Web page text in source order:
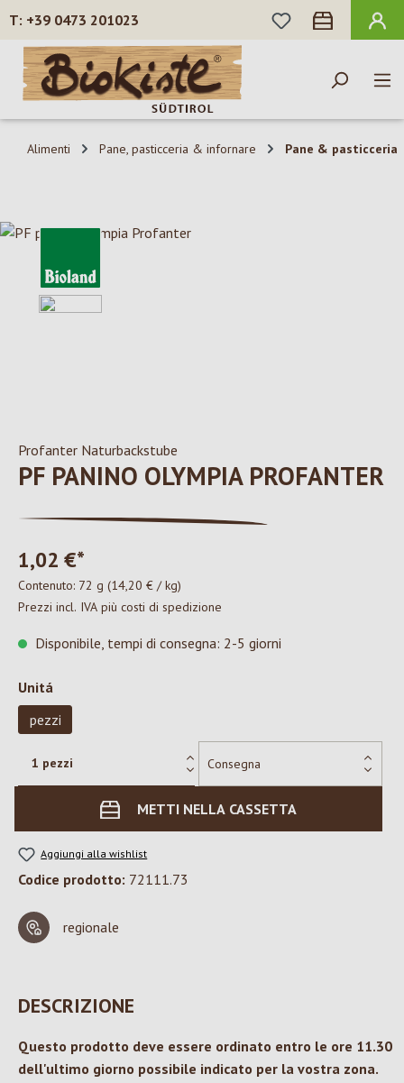
Passa al contenuto principale
+39 0473 201023
HAI 0 ARTICOLI
Alimenti Pane, pasticceria & infornare Pane & pasticceria
Salta la galleria di immagini
Profanter Naturbackstube
PF PANINO OLYMPIA PROFANTER
1,02 €*
Contenuto: 72 g (14,20 € / kg)
Prezzi incl. IVA più costi di spedizione
Disponibile, tempi di consegna: 2-5 giorni
Seleziona
Unitá
pezzi
METTI NELLA CASSETTA
Aggiungi alla wishlist
Codice prodotto: 72111.73
regionale
DESCRIZIONE
Questo prodotto deve essere ordinato entro le ore 11.30
dell'ultimo giorno possibile indicato per la vostra zona.